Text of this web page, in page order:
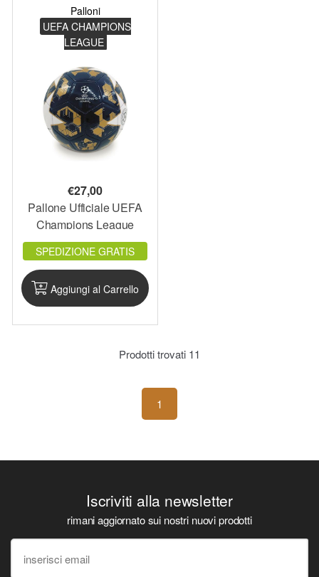
Palloni
UEFA CHAMPIONS
LEAGUE
€27,00
Pallone Ufficiale UEFA
Champions League
misura 5 calcio Palla
SPEDIZIONE GRATIS
Aggiungi al Carrello
Prodotti trovati 11
1
Iscriviti alla newsletter
rimani aggiornato sui nostri nuovi prodotti